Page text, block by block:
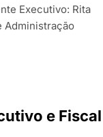
Executivo: Rita
Administração
e Fiscal